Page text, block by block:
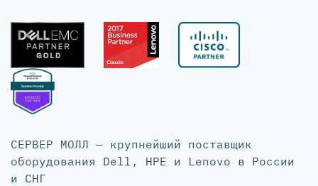
СЕРВЕР МОЛЛ — крупнейший поставщик
оборудования Dell, HPE и Lenovo в России
и СНГ